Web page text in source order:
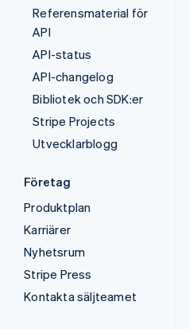
Referensmaterial för
API
API-status
API-changelog
Bibliotek och SDK:er
Stripe Projects
Utvecklarblogg
Företag
Produktplan
Karriärer
Nyhetsrum
Stripe Press
Kontakta säljteamet